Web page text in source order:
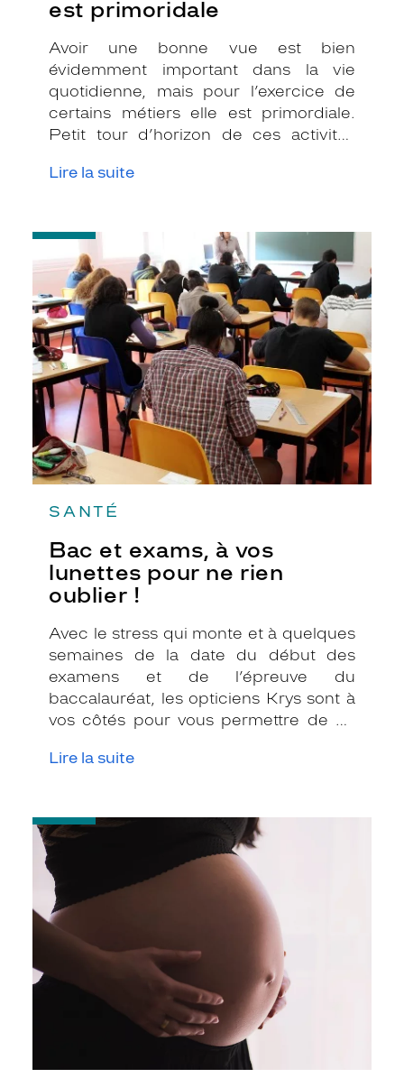
est primoridale
Avoir une bonne vue est bien
évidemment important dans la vie
quotidienne, mais pour l’exercice de
certains métiers elle est primordiale.
Petit tour d’horizon de ces activités
essentielle pour bien les exercer.
Lire la suite
SANTÉ
Bac et exams, à vos
lunettes pour ne rien
oublier !
Avec le stress qui monte et à quelques
semaines de la date du début des
examens et de l’épreuve du
baccalauréat, les opticiens Krys sont à
vos côtés pour vous permettre de ne
optique, on vous a préparé une «
Lire la suite
-
et
exams,
à
vos
lunettes
pour
ne
rien
oublier
-
On
m’a
dit
qu’on
pouvait
avoir
problèmes
de
vue